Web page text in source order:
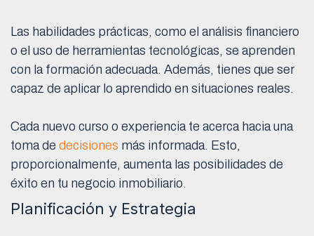
Las habilidades prácticas, como el análisis financiero
o el uso de herramientas tecnológicas, se aprenden
con la formación adecuada. Además, tienes que ser
capaz de aplicar lo aprendido en situaciones reales.
Cada nuevo curso o experiencia te acerca hacia una
toma de decisiones más informada. Esto,
proporcionalmente, aumenta las posibilidades de
éxito en tu negocio inmobiliario.
Planificación y Estrategia